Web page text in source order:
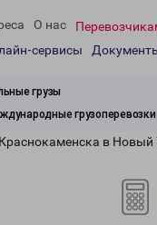
О нас
сервисы
грузы
грузоперевозки
в Новый